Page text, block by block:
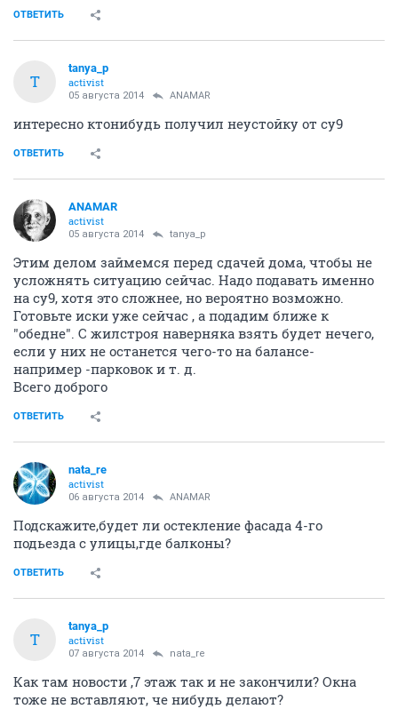
ОТВЕТИТЬ
T
tanya_p
activist
05 августа 2014 ANAMAR
интересно ктонибудь получил неустойку от су9
ОТВЕТИТЬ
ANAMAR
activist
05 августа 2014 tanya_p
Этим делом займемся перед сдачей дома, чтобы не
усложнять ситуацию сейчас. Надо подавать именно
на су9, хотя это сложнее, но вероятно возможно.
Готовьте иски уже сейчас , а подадим ближе к
"обедне". С жилстроя наверняка взять будет нечего,
если у них не останется чего-то на балансе-
например -парковок и т. д.
Всего доброго
ОТВЕТИТЬ
nata_re
activist
06 августа 2014 ANAMAR
Подскажите,будет ли остекление фасада 4-го
подьезда с улицы,где балконы?
ОТВЕТИТЬ
T
tanya_p
activist
07 августа 2014 nata_re
Как там новости ,7 этаж так и не закончили? Окна
тоже не вставляют, че нибудь делают?